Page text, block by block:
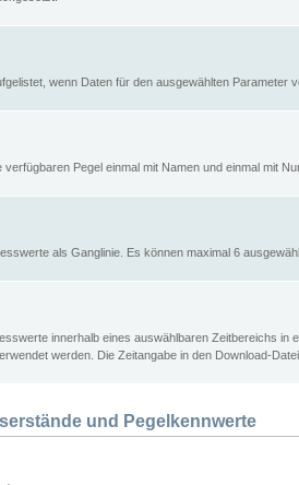
wenn Daten für den ausgewählten Parameter
verfügbaren Pegel einmal mit Namen und einmal mit
als Ganglinie. Es können maximal 6
innerhalb eines auswählbaren Zeitbereichs in
werden. Die Zeitangabe in den Download-
und Pegelkennwerte